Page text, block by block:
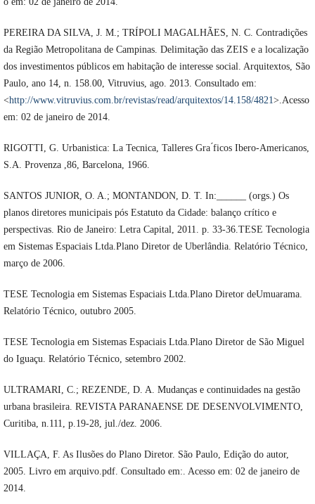
PEREIRA DA SILVA, J. M.; TRÍPOLI MAGALHÃES, N. C. Contradições
da Região Metropolitana de Campinas. Delimitação das ZEIS e a localização
dos investimentos públicos em habitação de interesse social. Arquitextos, São
Paulo, ano 14, n. 158.00, Vitruvius, ago. 2013. Consultado em:
<http://www.vitruvius.com.br/revistas/read/arquitextos/14.158/4821>.Acesso
em: 02 de janeiro de 2014.
RIGOTTI, G. Urbanistica: La Tecnica, Talleres Gra ́ficos Ibero-Americanos,
S.A. Provenza ,86, Barcelona, 1966.
SANTOS JUNIOR, O. A.; MONTANDON, D. T. In:______ (orgs.) Os
planos diretores municipais pós Estatuto da Cidade: balanço crítico e
perspectivas. Rio de Janeiro: Letra Capital, 2011. p. 33-36.TESE Tecnologia
em Sistemas Espaciais Ltda.Plano Diretor de Uberlândia. Relatório Técnico,
março de 2006.
TESE Tecnologia em Sistemas Espaciais Ltda.Plano Diretor deUmuarama.
Relatório Técnico, outubro 2005.
TESE Tecnologia em Sistemas Espaciais Ltda.Plano Diretor de São Miguel
do Iguaçu. Relatório Técnico, setembro 2002.
ULTRAMARI, C.; REZENDE, D. A. Mudanças e continuidades na gestão
urbana brasileira. REVISTA PARANAENSE DE DESENVOLVIMENTO,
Curitiba, n.111, p.19-28, jul./dez. 2006.
VILLAÇA, F. As Ilusões do Plano Diretor. São Paulo, Edição do autor,
2005. Livro em arquivo.pdf. Consultado em:. Acesso em: 02 de janeiro de
2014.